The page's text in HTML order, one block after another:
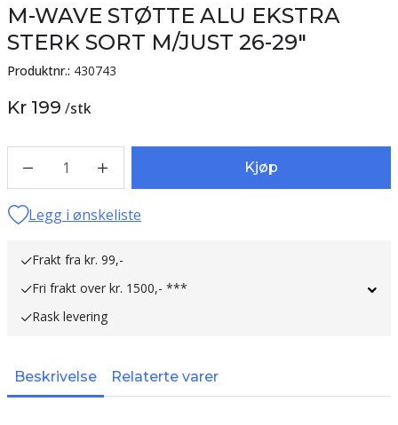
M-WAVE STØTTE ALU EKSTRA
STERK SORT M/JUST 26-29"
Produktnr.: 430743
Kr 199 /stk
1 Kjøp
Legg i ønskeliste
Frakt fra kr. 99,-
Fri frakt over kr. 1500,- ***
Rask levering
Beskrivelse Relaterte varer